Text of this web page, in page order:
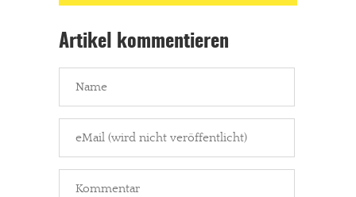
Artikel kommentieren